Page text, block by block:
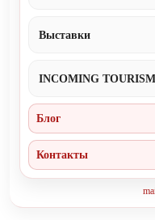
Выставки
INCOMING TOURISM
Блог
Контакты